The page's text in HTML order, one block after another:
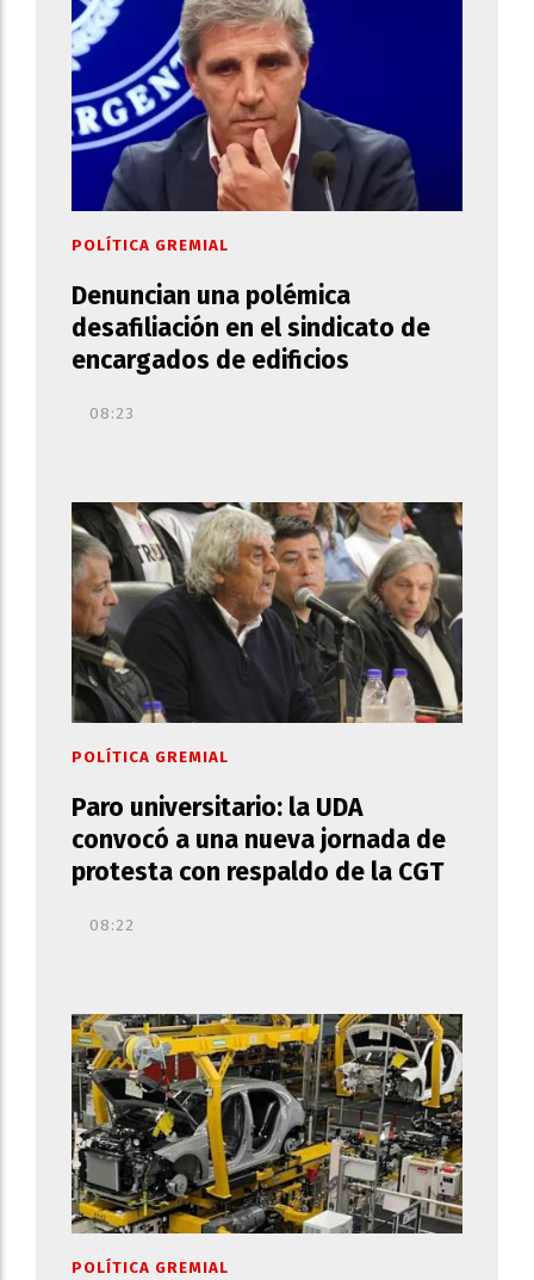
Denuncian una polémica
desafiliación en el sindicato de
encargados de edificios
POLÍTICA GREMIAL
08:23
Paro universitario: la UDA
convocó a una nueva jornada de
protesta con respaldo de la CGT
POLÍTICA GREMIAL
08:22
POLÍTICA GREMIAL